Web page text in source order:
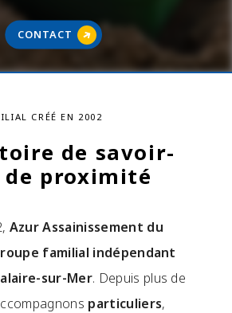
CONTACT
CRÉÉ EN 2002
de savoir-
proximité
Azur Assainissement du
familial indépendant
sur-Mer. Depuis plus de
particuliers,